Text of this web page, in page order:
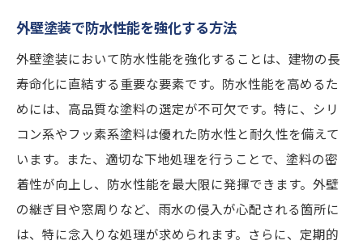
外壁塗装で防水性能を強化する方法
外壁塗装において防水性能を強化することは、建物の長
寿命化に直結する重要な要素です。防水性能を高めるた
めには、高品質な塗料の選定が不可欠です。特に、シリ
コン系やフッ素系塗料は優れた防水性と耐久性を備えて
います。また、適切な下地処理を行うことで、塗料の密
着性が向上し、防水性能を最大限に発揮できます。外壁
の継ぎ目や窓周りなど、雨水の侵入が心配される箇所に
は、特に念入りな処理が求められます。さらに、定期的